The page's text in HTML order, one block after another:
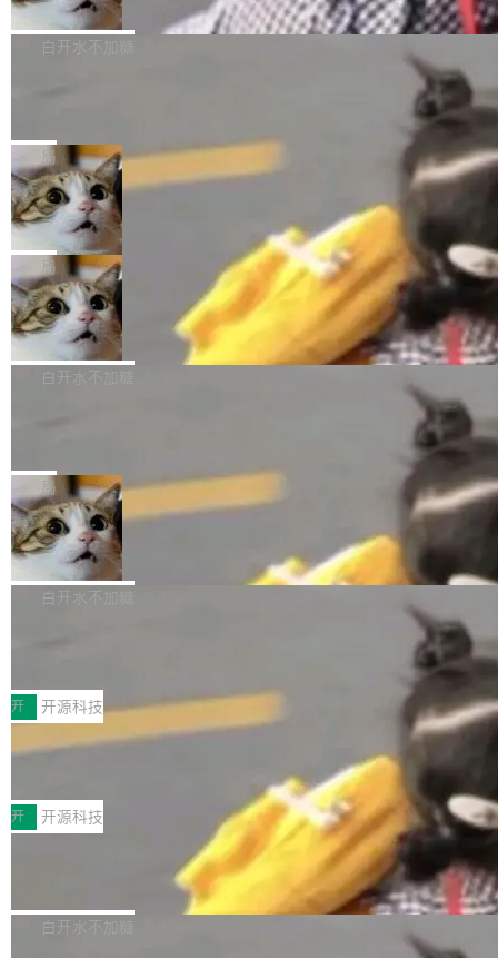
由软件情怀，而是一个跟 AI agent 直接相关的
技术判断。 两行 prompt 就能个性化任何软件 C
关开源项目的开发者，希望参加 DeepSeek Har
ness 的内测，可以回复或私信联系我。请附上
Harness 负责把能力落到真实环境中——调用工
具、读写文件、管理上下文、处理错误、完成闭
环。崔添翼招人的标...
开源
商汤科技宣布面向社区开源轻量级统一多模态模
型的预览版本 SenseNova U1.5-Lite-Preview。
理解、推理、生成与编辑，还仅以 8B-MoT 的轻
量大小，将能力推进到4K、更精细的真实质感、
更复杂的视觉控制和可持续迭代编辑。 相比 U
1，U1.5-Lite-Preview 在以下方向上带来了显著
提升： 原生支持4K图像生成； 更精细的局部纹
理、细节与真实世界质感； 更准确的中英文文字
生成与复杂版式组织； 更稳定的图...
白开水不加糖
nap。这次是 hwctl——一个用来检查 Ubuntu
硬件认证状态的命令行工具。 Canonical 工程师
Alan Griffiths 在邮件列表中说得很直白：「hwc
tl 是一个 Ubuntu 专有的包，它和它的依赖项都
是 Ubuntu 专有的，不会用在其他发行版上。」
所以 deb 版本的受众实际上为零。既然只有 Ub
untu 用户在用，那用 snap 打包就没什么可纠结
的。 从 deb 到 snap 的迁移路径 hwctl 是 rust-
hwlib 硬件 API 库的一部分，命令行工具负责查
局
Dario Amodei 担心新人来 Anthropic
只为金钱，不为使命
顶级 AI 研究员在两家公司之间来回跳，中间只
隔了几天。 Lilian Weng 上周刚宣布因健康原因
离开 Thinking Machines Lab，说自己作为联合
创始人的角色「太累了」。几天后，The Inform
ation 就曝出她将重回 OpenAI，负责递归自我
改进方向的研究。她是 Thinking Machines 过
一在人才争夺战中失血的公司。六月，Google
连失两员大将：Noam Shazeer 去了 Op...
局
FFmpeg 9.0 发布
FFmpeg 9.0 现已发布，包含多项改进。官方更
新日志列出的 9.0 版本主要更新内容如下： 扩
er HE-AAC 960 解码 (DAB+) transpose_cuda
filter 添加 AMF Frame Rate Converter (vf_frc
_amf) filter SMPTE 2094-50 元数据支持和直
通 ProRes RAW VideoToolbox 硬件加速器 AP
V ...
白开水不加糖
Code 在 X 上发帖：「DeepSeek Flash did 8T
tokens on August 1st. 5T of free usage + 3T
on OpenCode Go.」79.8 万次浏览，连带着 #
DeepSeek一天消耗了8万亿# 上了微博热搜——
注意这是 OpenCode 一家的消耗。 OpenCode
不完。」5T 来自免费额度，3T 来自 Go...
局
NetBSD 11.0 正式发布
NetBSD 11.0 现已正式发布，这是 NetBSD 操
作系统的第十八个主要版本。 自 NetBSD 10.1
ve JH71XX 的设备，例如 VisionFive 2、PINE
64 STAR64，以及 QEMU。 增强了对 POSIX.1
-2024 和 C23 编程接口标准的兼容性。 compat
_linux(8) 增强了对 Linux 系统调用的支持，包
括 epoll（围绕 kqueue 实现）、POSIX 消息队
列、...
白开水不加糖
案
享会在上海举办。鸿蒙生态的全场景智慧营销平
台鲸鸿动能协同华为游戏中心，面向游戏行业开
发者及生态伙伴，系统呈现了平台在游戏领域的
完整能力版图——从IAP高价值用户的全周期经
营、到IAA游戏的“买变一体”正循环、再到联运与
广告协同的全链路经营闭环，以及面向全球市场
的出海增长布局。 华为终端云业务商业化销售负
责人在开场致辞中表示，游戏开发者的核心诉求
已不再是“多一个投放渠道”，而是一套能够持续
开 开源科技
技嘉X3D系列再添新成员 B850 AORU
面向AMD Ryzen X3D处理器玩家，技嘉X3D系
列主板阵容迎来新成员——B850 AORUS ELITE
X3D。作为面向主流高性能平台打造的全新主板
产品，B850 AORUS ELITE X3D延续技嘉在X3
D平台优化上的技术积累，旨在为游戏玩家带来
更稳定、更高效的装机选择。 B850 AORUS ELI
开 开源科技
Zadig v5.0 发布：AI 发布专员与 AI 审
我们团队这几天最大的卡点不是 AI 写得不够
好，是 AI 写得太好了。 好到审查排期从两天的
白开水不加糖